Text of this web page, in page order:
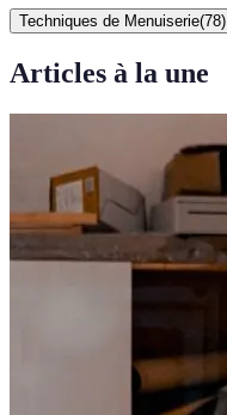
Techniques de Menuiserie(78)
Articles à la une